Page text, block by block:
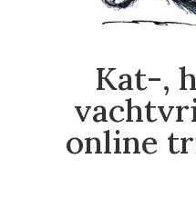
Kat-,
online